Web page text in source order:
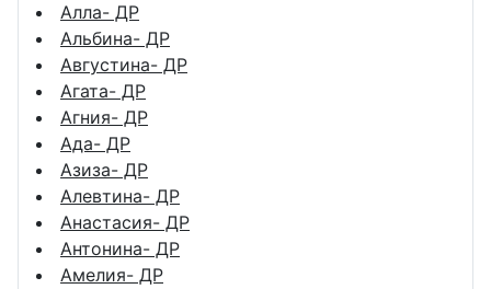
Алла- ДР
Альбина- ДР
Августина- ДР
Агата- ДР
Агния- ДР
Ада- ДР
Азиза- ДР
Алевтина- ДР
Анастасия- ДР
Антонина- ДР
Амелия- ДР